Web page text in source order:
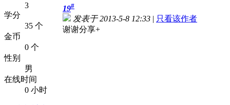
3
学分
35 个
金币
0 个
性别
男
在线时间
0 小时
19#
发表于 2013-5-8 12:33 | 只看该作者
谢谢分享+